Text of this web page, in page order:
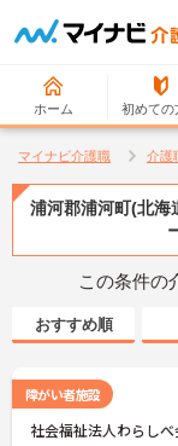
ホーム 初めての
マイナビ介護職 介護
浦河郡浦河町(北海
この条件の
おすすめ順
障がい者施設
社会福祉法人わらし